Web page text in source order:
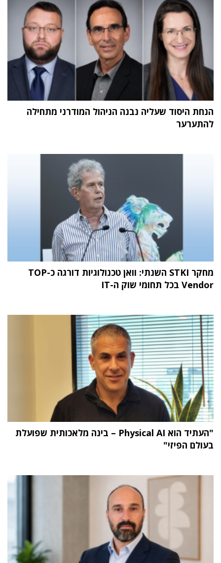
הנחת היסוד שעליה נבנה הניהול המודרני מתחילה
להתערער
מחקר STKI השנתי: וואן טכנולוגיות דורגה כ-TOP
Vendor בכל תחומי שוק ה-IT
"העתיד הוא Physical AI – בינה מלאכותית שפועלת
בעולם הפיזי"